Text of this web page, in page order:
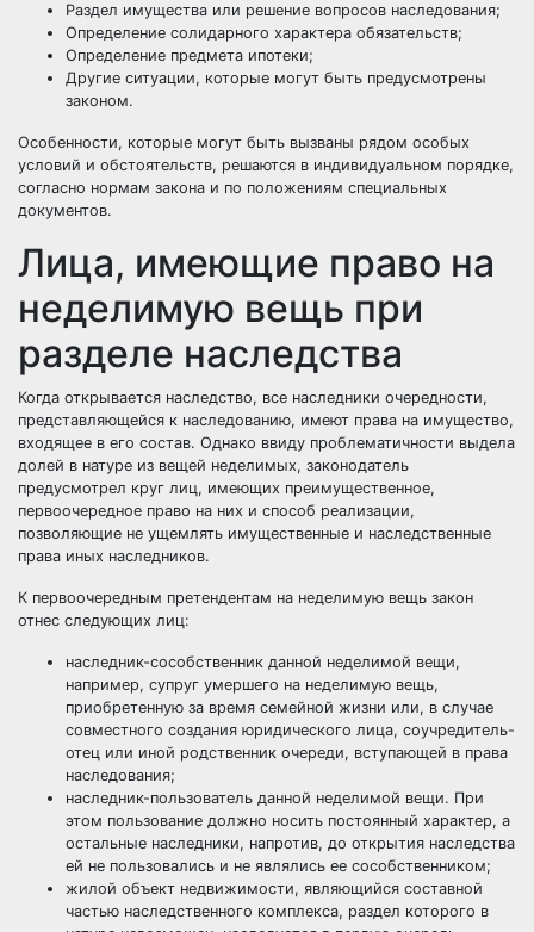
Раздел имущества или решение вопросов наследования;
Определение солидарного характера обязательств;
Определение предмета ипотеки;
Другие ситуации, которые могут быть предусмотрены
законом.
Особенности, которые могут быть вызваны рядом особых
условий и обстоятельств, решаются в индивидуальном порядке,
согласно нормам закона и по положениям специальных
документов.
Лица, имеющие право на
неделимую вещь при
разделе наследства
Когда открывается наследство, все наследники очередности,
представляющейся к наследованию, имеют права на имущество,
входящее в его состав. Однако ввиду проблематичности выдела
долей в натуре из вещей неделимых, законодатель
предусмотрел круг лиц, имеющих преимущественное,
первоочередное право на них и способ реализации,
позволяющие не ущемлять имущественные и наследственные
права иных наследников.
К первоочередным претендентам на неделимую вещь закон
отнес следующих лиц:
наследник-сособственник данной неделимой вещи,
например, супруг умершего на неделимую вещь,
приобретенную за время семейной жизни или, в случае
совместного создания юридического лица, соучредитель-
отец или иной родственник очереди, вступающей в права
наследования;
наследник-пользователь данной неделимой вещи. При
этом пользование должно носить постоянный характер, а
остальные наследники, напротив, до открытия наследства
ей не пользовались и не являлись ее сособственником;
жилой объект недвижимости, являющийся составной
частью наследственного комплекса, раздел которого в